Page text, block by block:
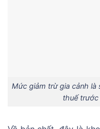
Mức giảm trừ gia cảnh
thuế trước